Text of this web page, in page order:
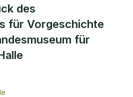
des
für Vorgeschichte
für